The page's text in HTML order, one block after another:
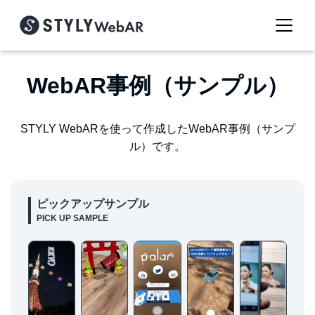
WebAR事例（サンプル）
STYLY WebARを使って作成したWebAR事例（サンプ
ル）です。
ピックアップサンプル
PICK UP SAMPLE